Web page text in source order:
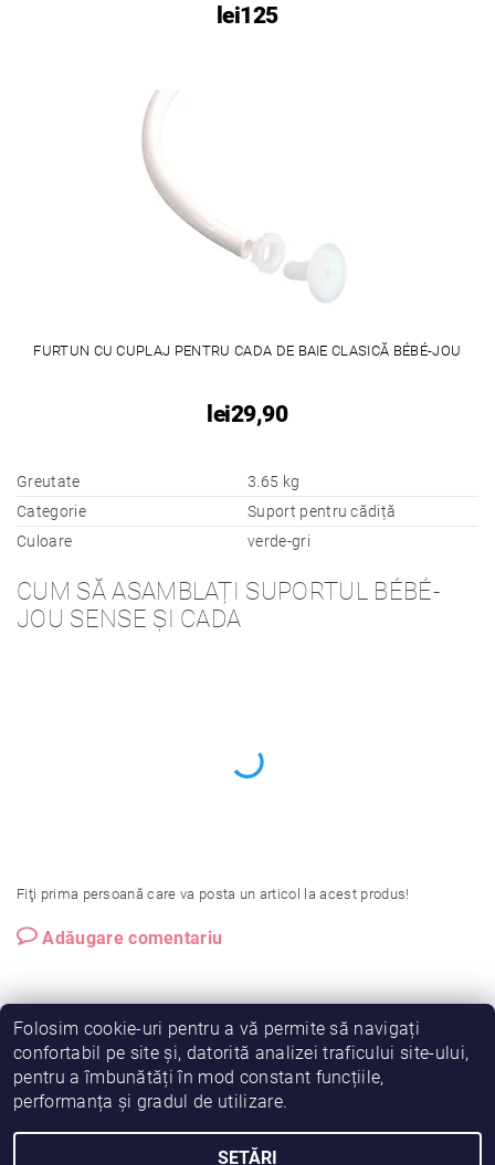
lei125
FURTUN CU CUPLAJ PENTRU CADA DE BAIE CLASICĂ BÉBÉ-JOU
lei29,90
Greutate
3.65 kg
Categorie
Suport pentru cădiță
Culoare
verde-gri
CUM SĂ ASAMBLAȚI SUPORTUL BÉBÉ-
JOU SENSE ȘI CADA
Fiţi prima persoană care va posta un articol la acest produs!
Adăugare comentariu
Vreau să fiu partener! Termeni și condiții
Prelucrarea datelor
Folosim cookie-uri pentru a vă permite să navigați
confortabil pe site și, datorită analizei traficului site-ului,
pentru a îmbunătăți în mod constant funcțiile,
performanța și gradul de utilizare.
SETĂRI